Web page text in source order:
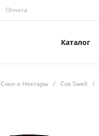
Оплата
Каталог
Соки и Нектары / Сок Swell /